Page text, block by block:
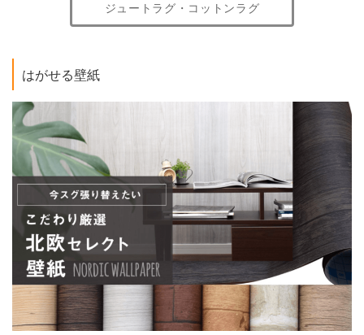
ジュートラグ・コットンラグ
はがせる壁紙